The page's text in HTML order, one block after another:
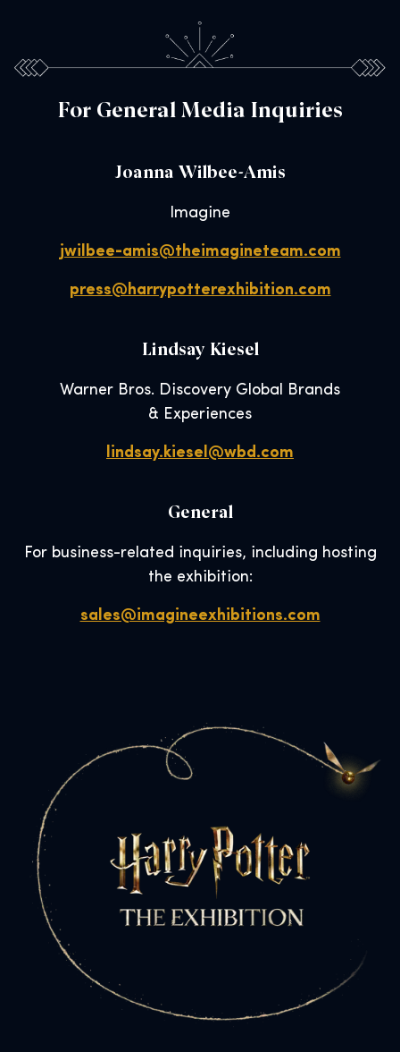
For General Media Inquiries
Joanna Wilbee-Amis
Imagine
jwilbee-amis@theimagineteam.com
press@harrypotterexhibition.com
Lindsay Kiesel
Warner Bros. Discovery Global Brands
& Experiences
lindsay.kiesel@wbd.com
General
For business-related inquiries, including hosting
the exhibition:
sales@imagineexhibitions.com